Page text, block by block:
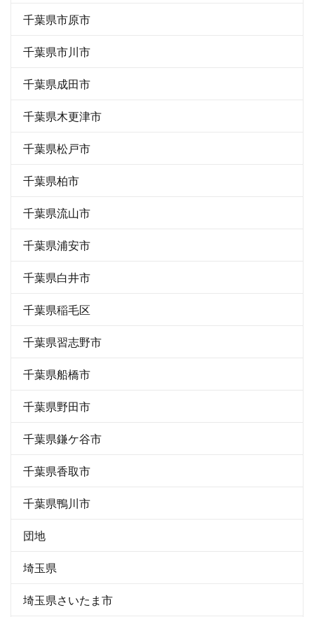
千葉県市原市
千葉県市川市
千葉県成田市
千葉県木更津市
千葉県松戸市
千葉県柏市
千葉県流山市
千葉県浦安市
千葉県白井市
千葉県稲毛区
千葉県習志野市
千葉県船橋市
千葉県野田市
千葉県鎌ケ谷市
千葉県香取市
千葉県鴨川市
団地
埼玉県
埼玉県さいたま市